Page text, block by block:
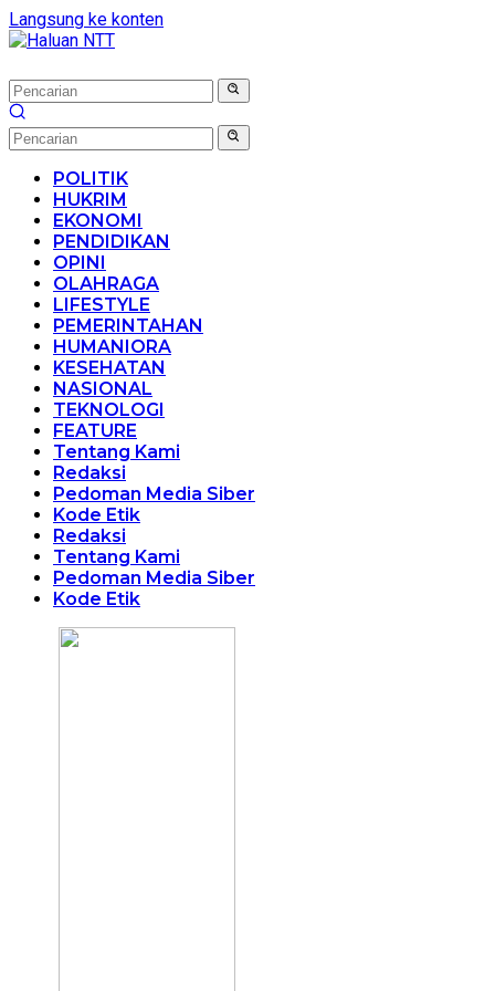
Langsung ke konten
POLITIK
HUKRIM
EKONOMI
PENDIDIKAN
OPINI
OLAHRAGA
LIFESTYLE
PEMERINTAHAN
HUMANIORA
KESEHATAN
NASIONAL
TEKNOLOGI
FEATURE
Tentang Kami
Redaksi
Pedoman Media Siber
Kode Etik
Redaksi
Tentang Kami
Pedoman Media Siber
Kode Etik